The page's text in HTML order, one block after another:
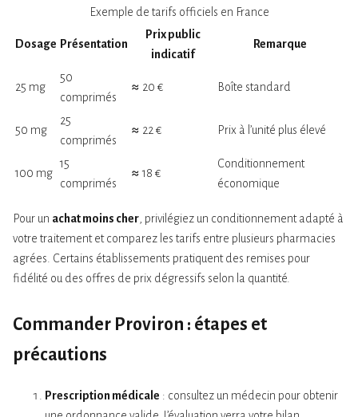
Exemple de tarifs officiels en France
Dosage Présentation
Prix public
indicatif
Remarque
25 mg
50
comprimés
≈ 20 € Boîte standard
50 mg
25
comprimés
≈ 22 € Prix à l’unité plus élevé
100 mg
15
comprimés
≈ 18 €
Conditionnement
économique
Pour un achat moins cher , privilégiez un conditionnement adapté à
votre traitement et comparez les tarifs entre plusieurs pharmacies
agrées. Certains établissements pratiquent des remises pour
fidélité ou des offres de prix dégressifs selon la quantité.
Commander Proviron : étapes et
précautions
Prescription médicale : consultez un médecin pour obtenir